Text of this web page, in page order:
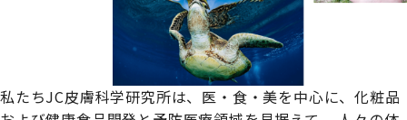
私たちJC皮膚科学研究所は、 医・食・美を中心に、化粧品